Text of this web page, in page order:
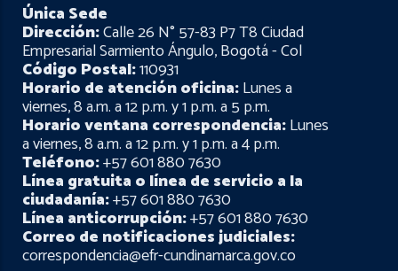
Única Sede
Dirección:Calle 26 N° 57-83 P7 T8 Ciudad
Empresarial Sarmiento Ángulo, Bogotá - Col
Código Postal:110931
Horario de atención oficina:Lunes a
viernes, 8 a.m. a 12 p.m. y 1 p.m. a 5 p.m.
Horario ventana correspondencia:Lunes
a viernes, 8 a.m. a 12 p.m. y 1 p.m. a 4 p.m.
Teléfono:+57 601 880 7630
Línea gratuita o línea de servicio a la
ciudadanía:+57 601 880 7630
Línea anticorrupción:+57 601 880 7630
Correo de notificaciones judiciales:
correspondencia@efr-cundinamarca.gov.co